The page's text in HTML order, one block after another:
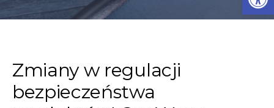
Zmiany w regulacji
bezpieczeństwa